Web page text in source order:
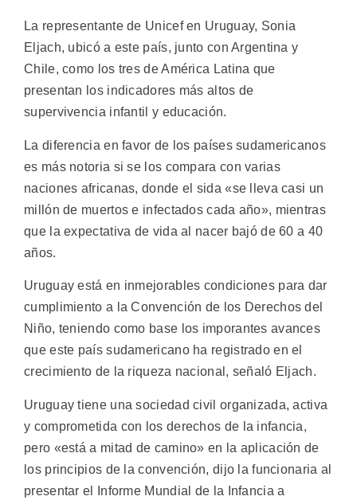
La representante de Unicef en Uruguay, Sonia
Eljach, ubicó a este país, junto con Argentina y
Chile, como los tres de América Latina que
presentan los indicadores más altos de
supervivencia infantil y educación.
La diferencia en favor de los países sudamericanos
es más notoria si se los compara con varias
naciones africanas, donde el sida «se lleva casi un
millón de muertos e infectados cada año», mientras
que la expectativa de vida al nacer bajó de 60 a 40
años.
Uruguay está en inmejorables condiciones para dar
cumplimiento a la Convención de los Derechos del
Niño, teniendo como base los imporantes avances
que este país sudamericano ha registrado en el
crecimiento de la riqueza nacional, señaló Eljach.
Uruguay tiene una sociedad civil organizada, activa
y comprometida con los derechos de la infancia,
pero «está a mitad de camino» en la aplicación de
los principios de la convención, dijo la funcionaria al
presentar el Informe Mundial de la Infancia a